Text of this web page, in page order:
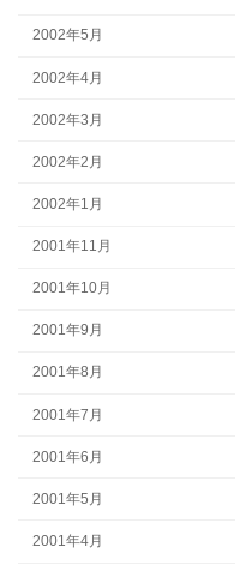
2002年5月
2002年4月
2002年3月
2002年2月
2002年1月
2001年11月
2001年10月
2001年9月
2001年8月
2001年7月
2001年6月
2001年5月
2001年4月